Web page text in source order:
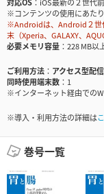
※コンテンツの使用にあた
※Androidは、Android２世
末（Xperia、GALAXY、
必要メモリ容量
228 MB以
ご利用方法
アクセス型配
同時使用端末数
1
※インターネット経由での
※導入・利用方法の詳細は
巻号一覧